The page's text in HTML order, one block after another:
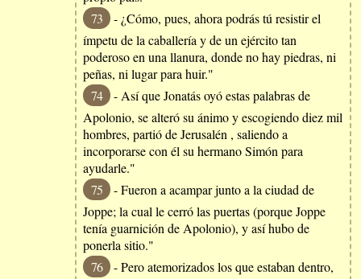
73
- ¿Cómo, pues, ahora podrás tú resistir el
ímpetu de la caballería y de un ejército tan
poderoso en una llanura, donde no hay piedras, ni
peñas, ni lugar para huir."
74
- Así que Jonatás oyó estas palabras de
Apolonio, se alteró su ánimo y escogiendo diez mil
hombres, partió de Jerusalén , saliendo a
incorporarse con él su hermano Simón para
ayudarle."
75
- Fueron a acampar junto a la ciudad de
Joppe; la cual le cerró las puertas (porque Joppe
tenía guarnición de Apolonio), y así hubo de
ponerla sitio."
76
- Pero atemorizados los que estaban dentro,